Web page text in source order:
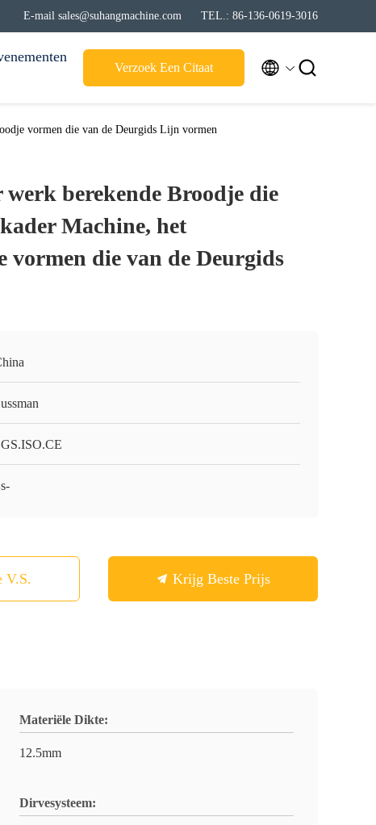
E-mail sales@suhangmachine.com TEL.: 86-136-0619-3016
Verzoek Een Citaat  
vormen die van de Deurgids Lijn vormen
werk berekende Broodje die
Machine, het
vormen die van de Deurgids
V.S. Krijg Beste Prijs
Materiële Dikte:
12.5mm
Dirvesysteem: